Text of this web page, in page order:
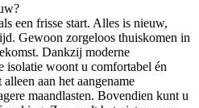
een frisse start. Alles is nieuw,
Gewoon zorgeloos thuiskomen in
Dankzij moderne
isolatie woont u comfortabel én
aan het aangename
maandlasten. Bovendien kunt u